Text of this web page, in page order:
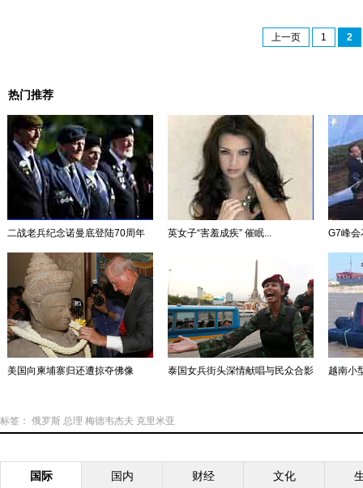
上一页 1 2
热门推荐
二战老兵纪念诺曼底登陆70周年 英女子“害羞成疾” 催眠... G7峰会
美国向柬埔寨归还遭掠夺佛像 泰国女兵街头深情献唱与民众合影 越南小
标签： 俄罗斯 总理 梅德韦杰夫 克里米亚
国际 国内 财经 文化